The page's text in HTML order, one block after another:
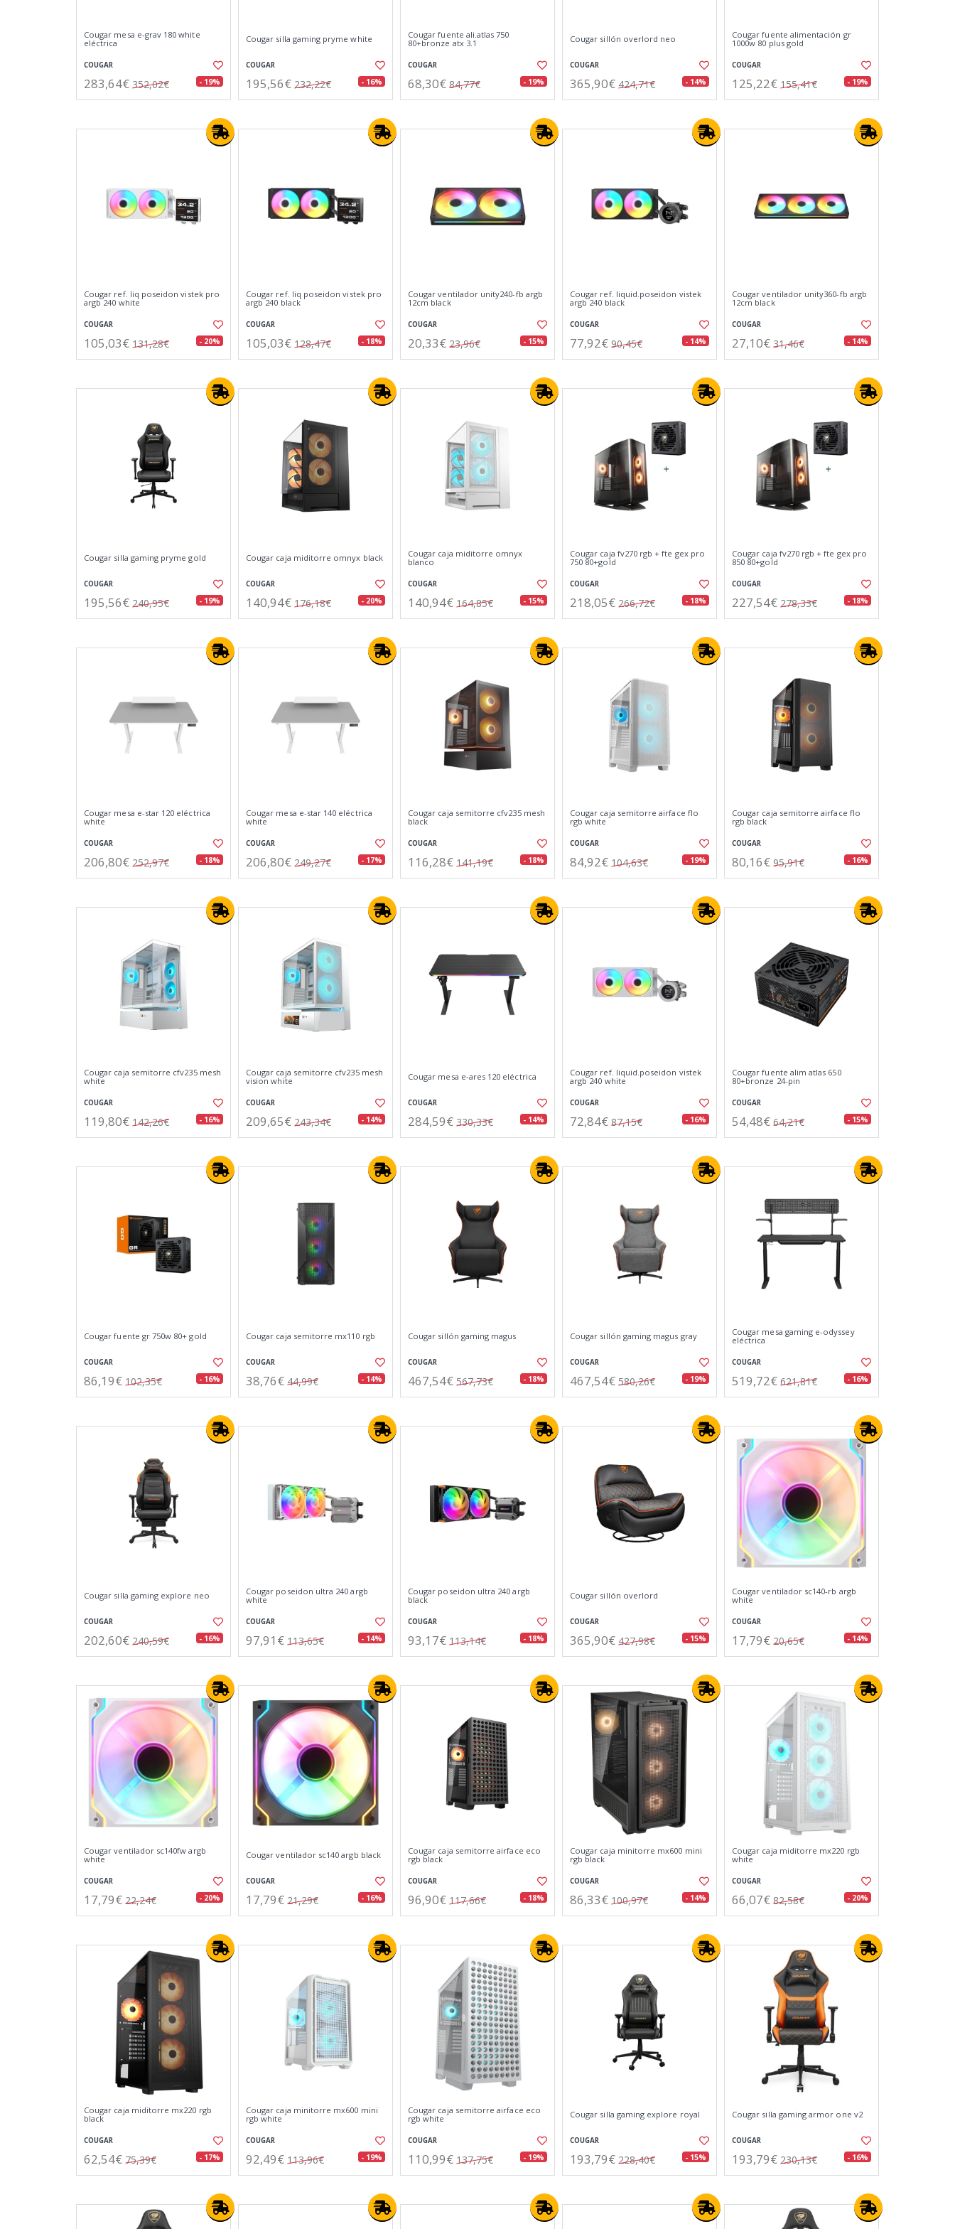
Cougar mesa e-grav 180 white
eléctrica
COUGAR
283,64€ 352,02€ - 19%
Cougar silla gaming pryme white
COUGAR
195,56€ 232,22€ - 16%
Cougar fuente ali.atlas 750
80+bronze atx 3.1
COUGAR
68,30€ 84,77€ - 19%
Cougar sillón overlord neo
COUGAR
365,90€ 424,71€ - 14%
Cougar fuente alimentación gr
1000w 80 plus gold
COUGAR
125,22€ 155,41€ - 19%
Cougar ref. liq poseidon vistek pro
argb 240 white
COUGAR
105,03€ 131,28€ - 20%
Cougar ref. liq poseidon vistek pro
argb 240 black
COUGAR
105,03€ 128,47€ - 18%
Cougar ventilador unity240-fb argb
12cm black
COUGAR
20,33€ 23,96€ - 15%
Cougar ref. liquid.poseidon vistek
argb 240 black
COUGAR
77,92€ 90,45€ - 14%
Cougar ventilador unity360-fb argb
12cm black
COUGAR
27,10€ 31,46€ - 14%
Cougar silla gaming pryme gold
COUGAR
195,56€ 240,95€ - 19%
Cougar caja miditorre omnyx black
COUGAR
140,94€ 176,18€ - 20%
Cougar caja miditorre omnyx
blanco
COUGAR
140,94€ 164,85€ - 15%
Cougar caja fv270 rgb + fte gex pro
750 80+gold
COUGAR
218,05€ 266,72€ - 18%
Cougar caja fv270 rgb + fte gex pro
850 80+gold
COUGAR
227,54€ 278,33€ - 18%
Cougar mesa e-star 120 eléctrica
white
COUGAR
206,80€ 252,97€ - 18%
Cougar mesa e-star 140 eléctrica
white
COUGAR
206,80€ 249,27€ - 17%
Cougar caja semitorre cfv235 mesh
black
COUGAR
116,28€ 141,19€ - 18%
Cougar caja semitorre airface flo
rgb white
COUGAR
84,92€ 104,63€ - 19%
Cougar caja semitorre airface flo
rgb black
COUGAR
80,16€ 95,91€ - 16%
Cougar caja semitorre cfv235 mesh
white
COUGAR
119,80€ 142,26€ - 16%
Cougar caja semitorre cfv235 mesh
vision white
COUGAR
209,65€ 243,34€ - 14%
Cougar mesa e-ares 120 eléctrica
COUGAR
284,59€ 330,33€ - 14%
Cougar ref. liquid.poseidon vistek
argb 240 white
COUGAR
72,84€ 87,15€ - 16%
Cougar fuente alim atlas 650
80+bronze 24-pin
COUGAR
54,48€ 64,21€ - 15%
Cougar fuente gr 750w 80+ gold
COUGAR
86,19€ 102,35€ - 16%
Cougar caja semitorre mx110 rgb
COUGAR
38,76€ 44,99€ - 14%
Cougar sillón gaming magus
COUGAR
467,54€ 567,73€ - 18%
Cougar sillón gaming magus gray
COUGAR
467,54€ 580,26€ - 19%
Cougar mesa gaming e-odyssey
eléctrica
COUGAR
519,72€ 621,81€ - 16%
Cougar silla gaming explore neo
COUGAR
202,60€ 240,59€ - 16%
Cougar poseidon ultra 240 argb
white
COUGAR
97,91€ 113,65€ - 14%
Cougar poseidon ultra 240 argb
black
COUGAR
93,17€ 113,14€ - 18%
Cougar sillón overlord
COUGAR
365,90€ 427,98€ - 15%
Cougar ventilador sc140-rb argb
white
COUGAR
17,79€ 20,65€ - 14%
Cougar ventilador sc140fw argb
white
COUGAR
17,79€ 22,24€ - 20%
Cougar ventilador sc140 argb black
COUGAR
17,79€ 21,29€ - 16%
Cougar caja semitorre airface eco
rgb black
COUGAR
96,90€ 117,66€ - 18%
Cougar caja minitorre mx600 mini
rgb black
COUGAR
86,33€ 100,97€ - 14%
Cougar caja miditorre mx220 rgb
white
COUGAR
66,07€ 82,58€ - 20%
Cougar caja miditorre mx220 rgb
black
COUGAR
62,54€ 75,39€ - 17%
Cougar caja minitorre mx600 mini
rgb white
COUGAR
92,49€ 113,96€ - 19%
Cougar caja semitorre airface eco
rgb white
COUGAR
110,99€ 137,75€ - 19%
Cougar silla gaming explore royal
COUGAR
193,79€ 228,40€ - 15%
Cougar silla gaming armor one v2
COUGAR
193,79€ 230,13€ - 16%